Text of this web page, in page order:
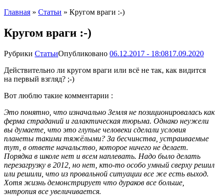
Главная » Статьи » Кругом враги :-)
Кругом враги :-)
Рубрики СтатьиОпубликовано 06.12.2017 - 18:0817.09.2020
Действительно ли кругом враги или всё не так, как видится
на первый взгляд? ;-)
Вот люблю такие комментарии :
Это понятно, что изначально Земля не позиционировалась как
ферма страданий и галактическая тюрьма. Однако неужели
вы думаете, что это глупые человеки сделали условия
планеты такими тяжёлыми? За бесчинства, устраиваемые
тут, в ответе начальство, которое ничего не делает.
Порядка в школе нет и всем наплевать. Надо было делать
перезагрузку в 2012, но нет, кто-то особо умный сверху решил
или решили, что из провальной ситуации все же есть выход.
Хотя жизнь демонстрирует что дураков все больше,
энтропия все увеличивается.